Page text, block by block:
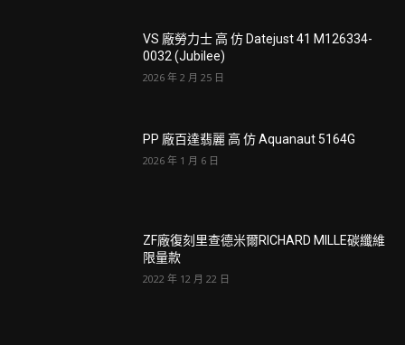
VS 廠勞力士 高 仿 Datejust 41 M126334-
0032 (Jubilee)
2026 年 2 月 25 日
PP 廠百達翡麗 高 仿 Aquanaut 5164G
2026 年 1 月 6 日
ZF廠復刻里查德米爾RICHARD MILLE碳纖維
限量款
2022 年 12 月 22 日